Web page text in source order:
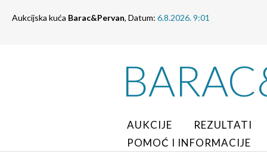
Aukcijska kuća Barac&Pervan, Datum: 6.8.2026. 9:01
AUKCIJE
REZULTATI
POMOĆ I INFORMACIJE